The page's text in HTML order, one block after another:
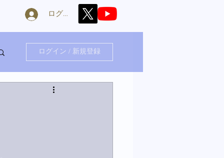
ログイン
ログイン / 新規登録